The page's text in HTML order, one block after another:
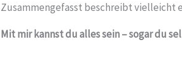
Zusammengefasst beschreibt vielleicht
Mit mir kannst du alles sein – sogar du